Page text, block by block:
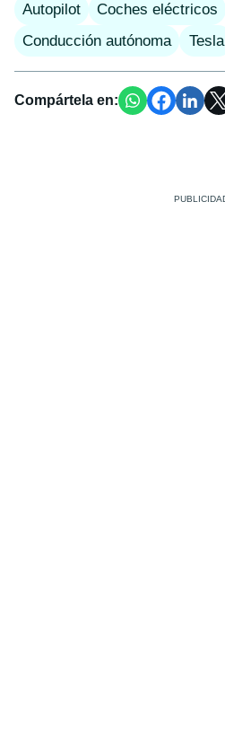
Autopilot
Coches eléctricos
Conducción autónoma
Tesla
Compártela en: